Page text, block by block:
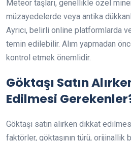
Meteor taşları, genellikle özel
müzayedelerde veya antika
Ayrıcı, belirli online platformlarda
temin edilebilir. Alım yapmadan
kontrol etmek önemlidir.
Göktaşı Satın
Edilmesi
Göktaşı satın alırken dikkat
faktörler, göktaşının türü,